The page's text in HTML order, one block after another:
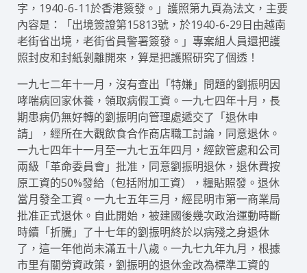
字，1940-6-11於香港簽發。」護照第九頁為法文，主要
內容是：「出境簽證第15813號，於1940-6-29日由越南
老街省出境，老街省員警署簽發。」專案組人員還把護
照封皮和封紙剝離開來，算是把護照研究了個透！
一九七二年十一月，沒有查出「特嫌」問題的劉振明因
哮喘病回家休養，領取病假工資。一九七四年十月，長
期患病仍無好轉的劉振明向管理處遞交了「退休申
請」，經所在大觀飲食合作商店職工討論，同意退休。
一九七四年十一月至一九七五年四月，經飲管處和公司
兩級「革命委員會」批准，同意劉振明退休，退休費按
原工資的50%發給（包括附加工資），糧貼照發。退休
當月發全工資。一九七五年三月，經昆明市第一商業局
批准正式退休。自此開始，被建國後幾次政治運動時斷
時續「折騰」了十七年的劉振明終於以病殘之身退休
了，這一年他尚未滿五十八歲。一九七九年九月，根據
市里有關勞資政策，劉振明的退休金改為標準工資的